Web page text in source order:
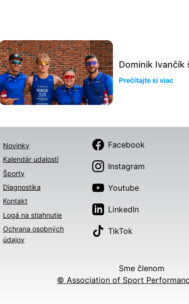
Dominik Ivančík
Prečítajte si viac
Novinky
Kalendár udalostí
Športy
Diagnostika
Kontakt
Logá na stiahnutie
Ochrana osobných
údajov
Facebook
Instagram
Youtube
LinkedIn
TikTok
Sme členom
© Association of Sport